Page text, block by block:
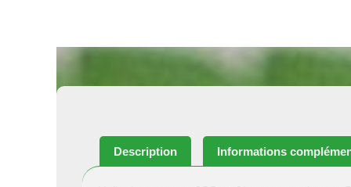
Description Informations